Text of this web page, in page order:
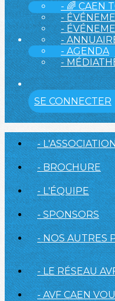
- 🌈 CAEN
-
-
-
- AGENDA
-
SE CONNECTER
-
- BROCHURE
- L'ÉQUIPE
- SPONSORS
- NOS AUTRES
- LE RÉSEAU
- AVF CAEN